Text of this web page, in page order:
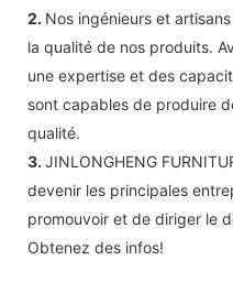
2. Nos ingénieurs et
la qualité de nos produits.
une expertise et des
sont capables de produire
qualité.
3. JINLONGHENG
devenir les principales
promouvoir et de diriger le
Obtenez des infos!